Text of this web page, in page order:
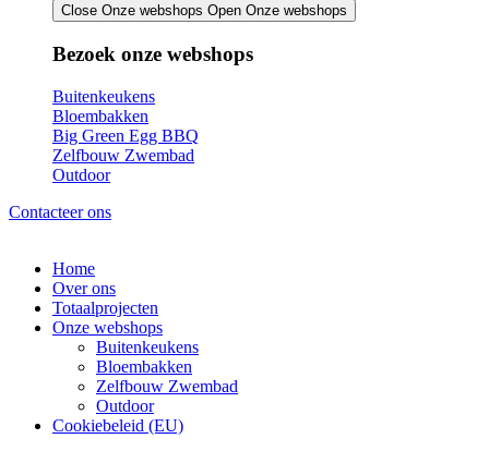
Close Onze webshops Open Onze webshops
Bezoek onze webshops
Buitenkeukens
Bloembakken
Big Green Egg BBQ
Zelfbouw Zwembad
Outdoor
Contacteer ons
Home
Over ons
Totaalprojecten
Onze webshops
Buitenkeukens
Bloembakken
Zelfbouw Zwembad
Outdoor
Cookiebeleid (EU)